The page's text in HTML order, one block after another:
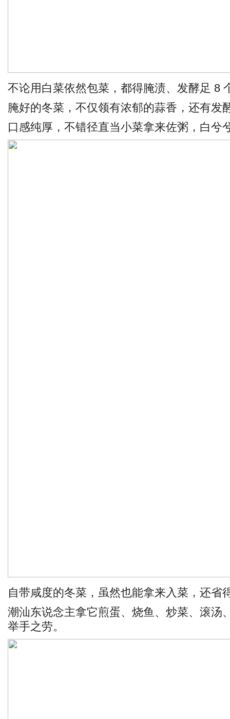
不论用白菜依然包菜，都得腌渍、发酵足 8
腌好的冬菜，不仅领有浓郁的蒜香，还有发
口感纯厚，不错径直当小菜拿来佐粥，白兮
自带咸度的冬菜，虽然也能拿来入菜，还省
潮汕东说念主拿它煎蛋、烧鱼、炒菜、滚汤
举手之劳。